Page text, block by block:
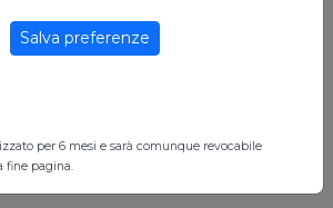
Salva preferenze
per 6 mesi e sarà comunque revocabile
fine pagina.